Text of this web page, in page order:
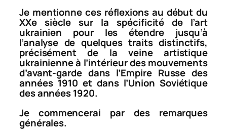
Je mentionne ces réflexions au début du
XXe siècle sur la spécificité de l’art
ukrainien pour les étendre jusqu’à
l’analyse de quelques traits distinctifs,
précisément de la veine artistique
ukrainienne à l’intérieur des mouvements
d’avant-garde dans l’Empire Russe des
années 1910 et dans l’Union Soviétique
des années 1920.
Je commencerai par des remarques
générales.